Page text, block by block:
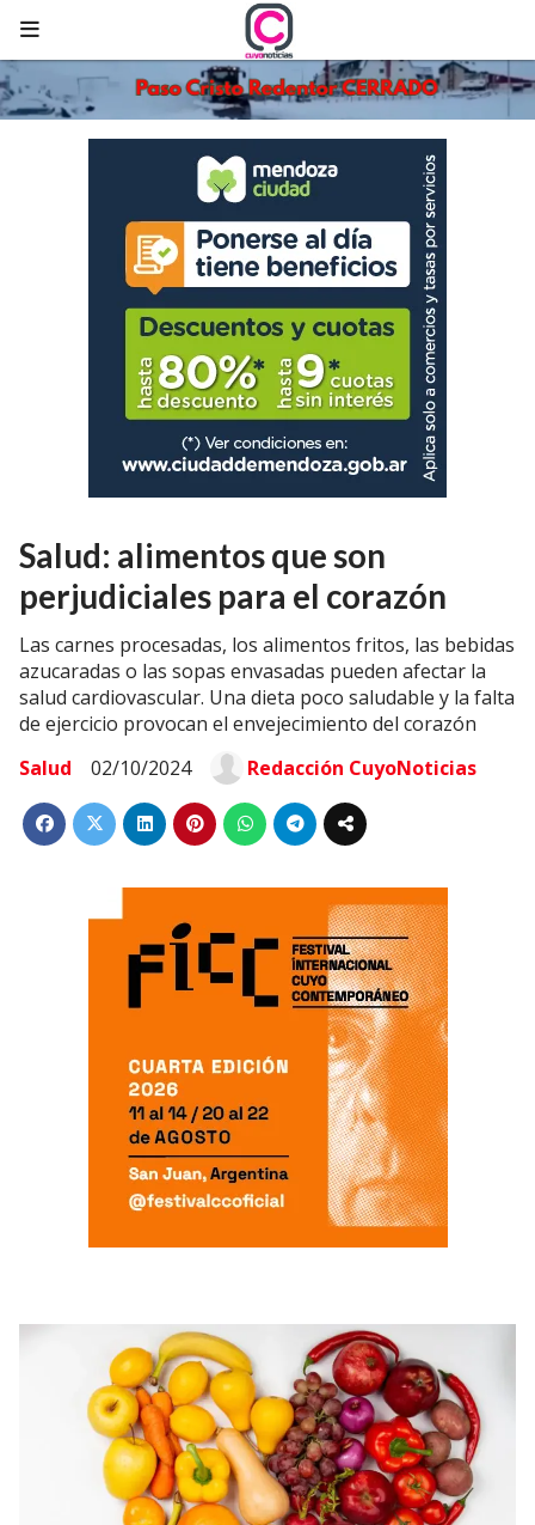
Salud: alimentos que son
perjudiciales para el corazón
Las carnes procesadas, los alimentos fritos, las bebidas
azucaradas o las sopas envasadas pueden afectar la
salud cardiovascular. Una dieta poco saludable y la falta
de ejercicio provocan el envejecimiento del corazón
Salud
02/10/2024 Redacción CuyoNoticias